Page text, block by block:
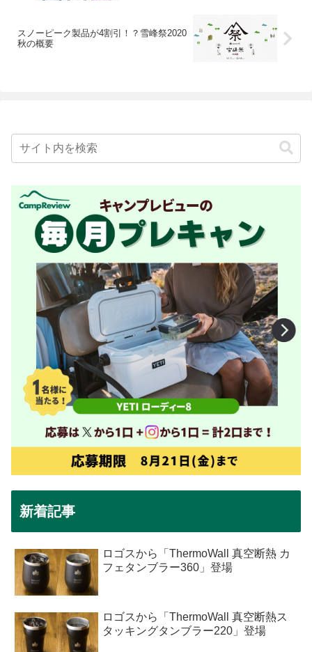
スノーピーク製品が4割引！？雪峰祭2020
秋の概要
新着記事
ロゴスから「ThermoWall 真空断熱 カ
フェタンブラー360」登場
ロゴスから「ThermoWall 真空断熱ス
タッキングタンブラー220」登場